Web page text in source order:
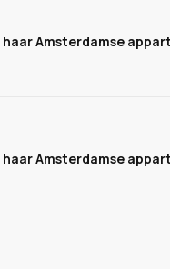
haar Amsterdamse
haar Amsterdamse